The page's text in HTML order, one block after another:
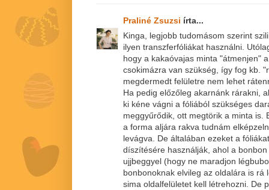
Praliné Zsuzsi írta...
Kinga, legjobb tudomásom szerint
ilyen transzferfóliákat használni.
hogy a kakaóvajas minta "átmenjen"
csokimázra van szükség, így fog kb.
megdermedt felületre nem lehet
Ha pedig előzőleg akarnánk rárakni,
ki kéne vágni a fóliából szükséges
meggyűrődik, ott megtörik a minta is.
a forma aljára rakva tudnám
levágva. De általában ezeket a
díszítésére használják, ahol a
ujjbeggyel (hogy ne maradjon
bonbonoknak elvileg az oldalára is rá
sima oldalfelületet kell létrehozni. De